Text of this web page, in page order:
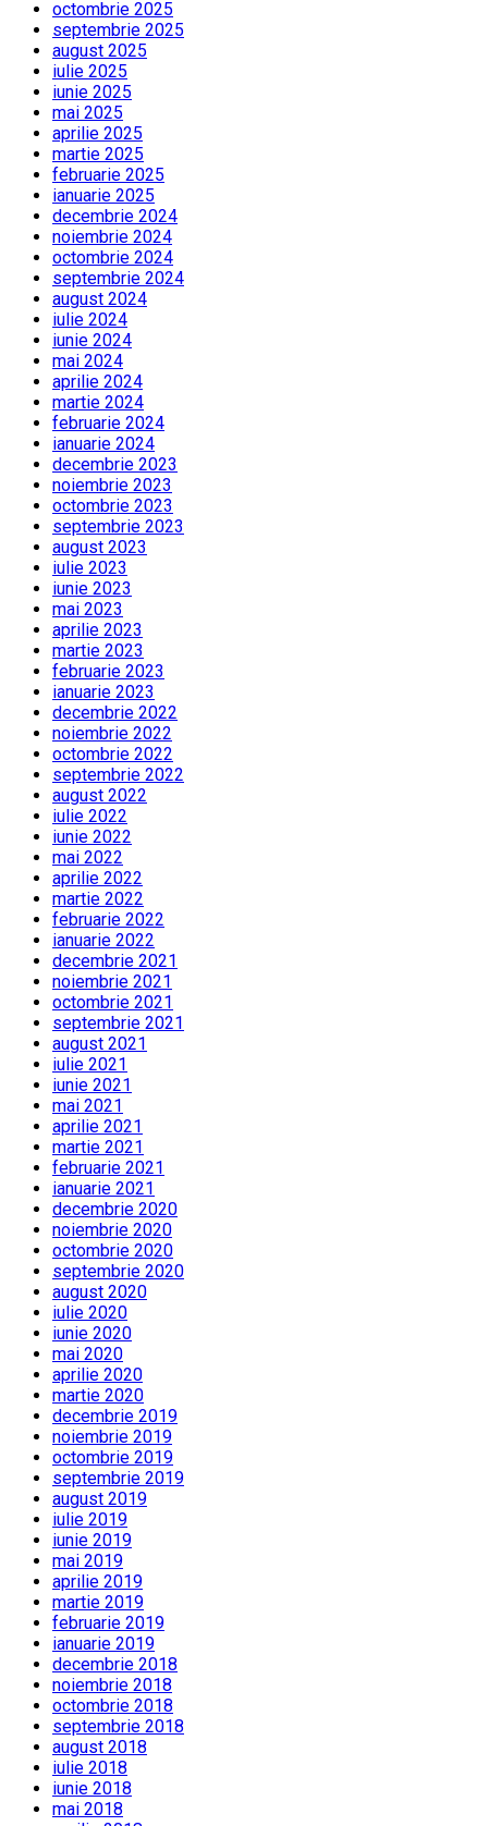
octombrie 2025
septembrie 2025
august 2025
iulie 2025
iunie 2025
mai 2025
aprilie 2025
martie 2025
februarie 2025
ianuarie 2025
decembrie 2024
noiembrie 2024
octombrie 2024
septembrie 2024
august 2024
iulie 2024
iunie 2024
mai 2024
aprilie 2024
martie 2024
februarie 2024
ianuarie 2024
decembrie 2023
noiembrie 2023
octombrie 2023
septembrie 2023
august 2023
iulie 2023
iunie 2023
mai 2023
aprilie 2023
martie 2023
februarie 2023
ianuarie 2023
decembrie 2022
noiembrie 2022
octombrie 2022
septembrie 2022
august 2022
iulie 2022
iunie 2022
mai 2022
aprilie 2022
martie 2022
februarie 2022
ianuarie 2022
decembrie 2021
noiembrie 2021
octombrie 2021
septembrie 2021
august 2021
iulie 2021
iunie 2021
mai 2021
aprilie 2021
martie 2021
februarie 2021
ianuarie 2021
decembrie 2020
noiembrie 2020
octombrie 2020
septembrie 2020
august 2020
iulie 2020
iunie 2020
mai 2020
aprilie 2020
martie 2020
decembrie 2019
noiembrie 2019
octombrie 2019
septembrie 2019
august 2019
iulie 2019
iunie 2019
mai 2019
aprilie 2019
martie 2019
februarie 2019
ianuarie 2019
decembrie 2018
noiembrie 2018
octombrie 2018
septembrie 2018
august 2018
iulie 2018
iunie 2018
mai 2018